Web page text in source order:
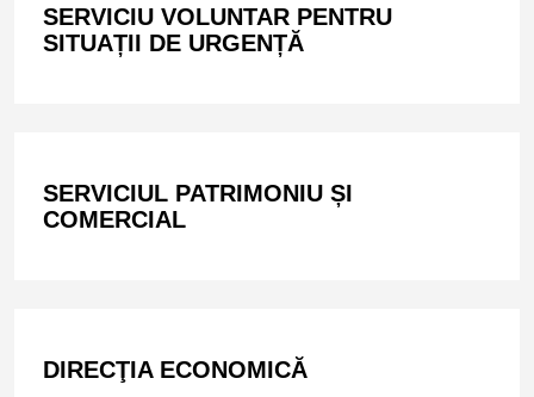
SERVICIU VOLUNTAR PENTRU
SITUAȚII DE URGENȚĂ
SERVICIUL PATRIMONIU ȘI
COMERCIAL
DIRECŢIA ECONOMICĂ